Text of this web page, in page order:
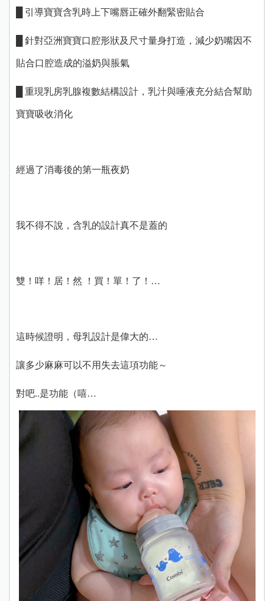
█ 引導寶寶含乳時上下嘴唇正確外翻緊密貼合
█ 針對亞洲寶寶口腔形狀及尺寸量身打造，減少奶嘴因不
貼合口腔造成的溢奶與脹氣
█ 重現乳房乳腺複數結構設計，乳汁與唾液充分結合幫助
寶寶吸收消化
經過了消毒後的第一瓶夜奶
我不得不說，含乳的設計真不是蓋的
雙！咩！居！然 ！買！單！了！…
這時候證明，母乳設計是偉大的…
讓多少麻麻可以不用失去這項功能～
對吧..是功能（嘻…